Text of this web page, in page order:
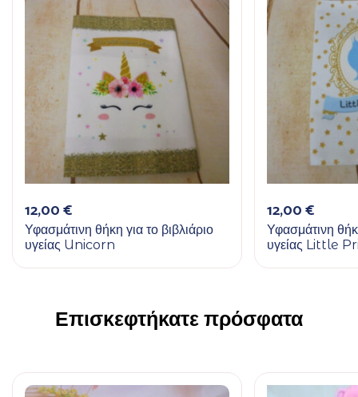
12,00€
Υφασμάτινη θήκη για το βιβλιάριο
υγείας Unicorn
12,00€
Υφασμάτινη
υγείας Little
Επισκεφτήκατε πρόσφατα